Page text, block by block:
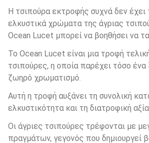
Η τσιπούρα εκτροφής συχνά δεν έχει
ελκυστικά χρώματα της άγριας
Ocean Lucet μπορεί να βοηθήσει να τα
Το Ocean Lucet είναι μια τροφή
τσιπούρες, η οποία παρέχει τόσο
ζωηρό χρωματισμό.
Αυτή η τροφή αυξάνει τη συνολική
ελκυστικότητα και τη διατροφική
Οι άγριες τσιπούρες τρέφονται με
πραγμάτων, γεγονός που δημιουργεί